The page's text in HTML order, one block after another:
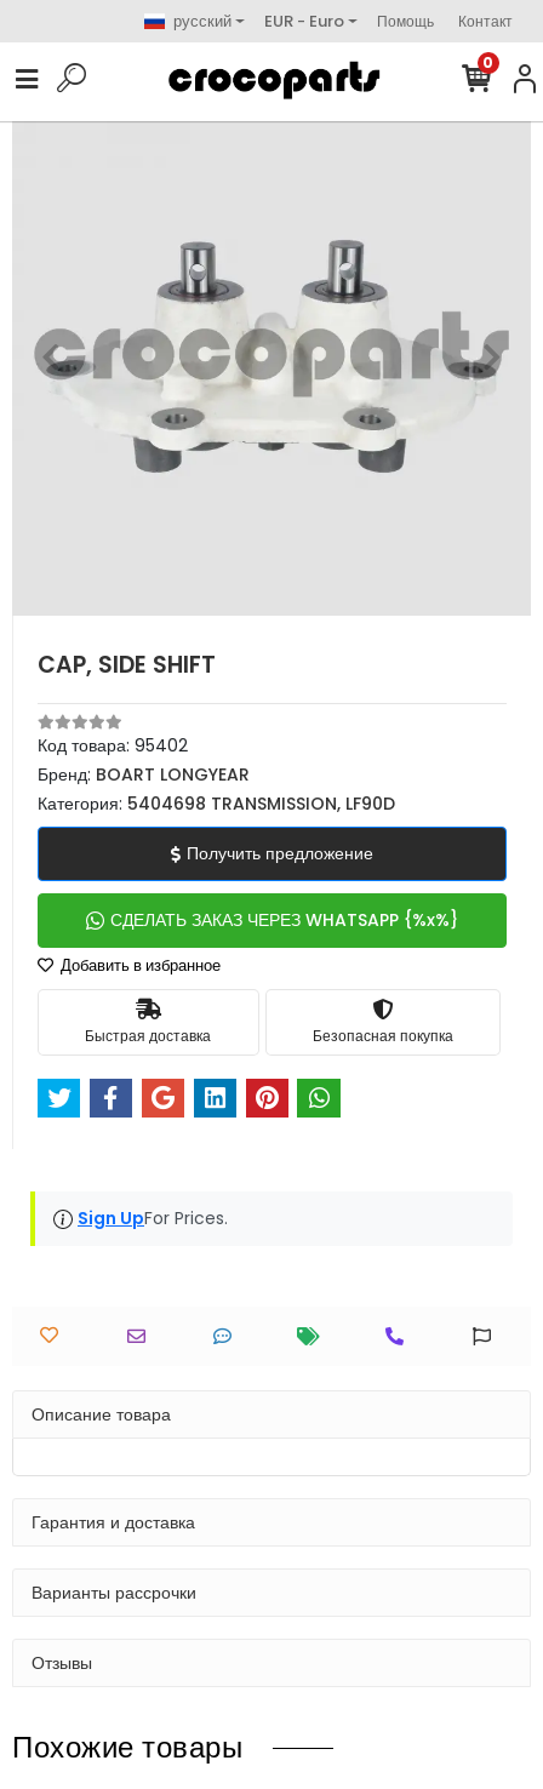
русский EUR - Euro Помощь Контакт
0
CAP, SIDE SHIFT
Код товара: 95402
Бренд: BOART LONGYEAR
Категория: 5404698 TRANSMISSION, LF90D
Получить предложение
СДЕЛАТЬ ЗАКАЗ ЧЕРЕЗ WHATSAPP {%x%}
Добавить в избранное
Быстрая доставка Безопасная покупка
Sign UpFor Prices.
Описание товара
Гарантия и доставка
Варианты рассрочки
Отзывы
Похожие товары